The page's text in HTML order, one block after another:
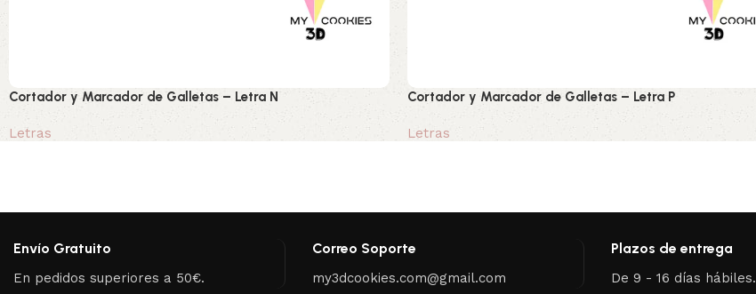
Cortador y Marcador de Galletas – Letra N
Letras
Cortador y Marcador de Galletas – Letra P
Letras
Envío Gratuito
En pedidos superiores a 50€.
Correo Soporte
my3dcookies.com@gmail.com
Plazos de entrega
De 9 - 16 días hábiles.